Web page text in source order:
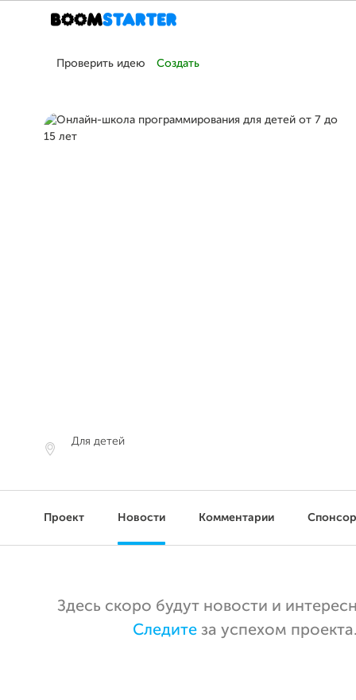
Проверить идею Создать
Для детей
Проект Новости Комментарии
Здесь скоро будут новости и
Следите за успехом